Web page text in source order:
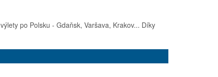
po Polsku - Gdaňsk, Varšava, Krakov... Díky